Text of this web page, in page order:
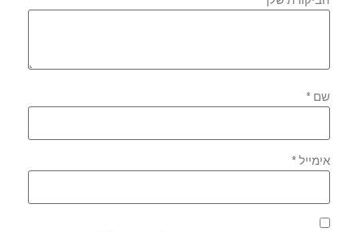
שם*
אימייל*